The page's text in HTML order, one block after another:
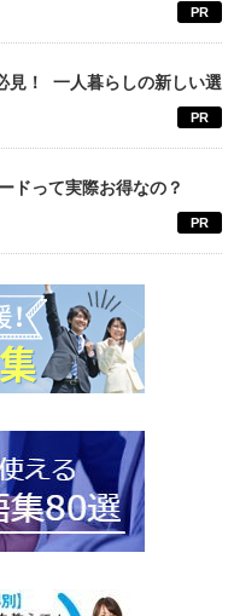
PR
見！ 一人暮らしの新しい選
PR
ドって実際お得なの？
PR